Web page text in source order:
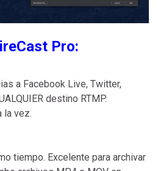
Pro:
a Facebook Live, Twitter,
destino RTMP.
la vez.
tiempo. Excelente para archivar